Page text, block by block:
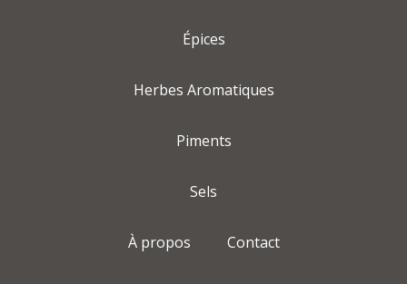
Épices
Herbes Aromatiques
Piments
Sels
À propos Contact